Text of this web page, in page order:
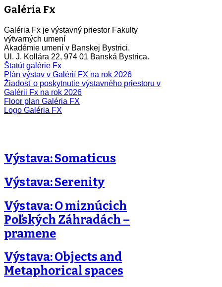
Galéria Fx
Galéria Fx je výstavný priestor Fakulty
výtvarných umení
Akadémie umení v Banskej Bystrici.
Ul. J. Kollára 22, 974 01 Banská Bystrica.
Štatút galérie Fx
Plán výstav v Galérií FX na rok 2026
Žiadosť o poskytnutie výstavného priestoru v
Galérii Fx na rok 2026
Floor plan Galéria FX
Logo Galéria FX
Výstava: Somaticus
Výstava: Serenity
Výstava: O miznúcich
Poľských Záhradách –
pramene
Výstava: Objects and
Metaphorical spaces